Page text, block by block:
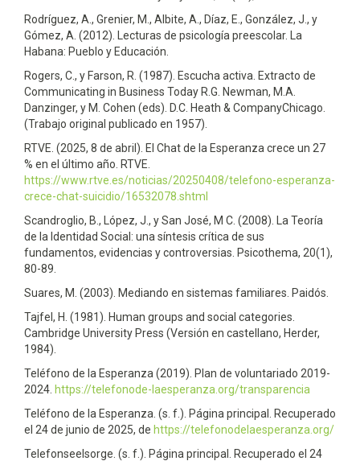
Rodríguez, A., Grenier, M., Albite, A., Díaz, E., González, J., y
Gómez, A. (2012). Lecturas de psicología preescolar. La
Habana: Pueblo y Educación.
Rogers, C., y Farson, R. (1987). Escucha activa. Extracto de
Communicating in Business Today R.G. Newman, M.A.
Danzinger, y M. Cohen (eds). D.C. Heath & CompanyChicago.
(Trabajo original publicado en 1957).
RTVE. (2025, 8 de abril). El Chat de la Esperanza crece un 27
% en el último año. RTVE.
https://www.rtve.es/noticias/20250408/telefono-esperanza-
crece-chat-suicidio/16532078.shtml
Scandroglio, B., López, J., y San José, M C. (2008). La Teoría
de la Identidad Social: una síntesis crítica de sus
fundamentos, evidencias y controversias. Psicothema, 20(1),
80-89.
Suares, M. (2003). Mediando en sistemas familiares. Paidós.
Tajfel, H. (1981). Human groups and social categories.
Cambridge University Press (Versión en castellano, Herder,
1984).
Teléfono de la Esperanza (2019). Plan de voluntariado 2019-
2024. https://telefonode-laesperanza.org/transparencia
Teléfono de la Esperanza. (s. f.). Página principal. Recuperado
el 24 de junio de 2025, de https://telefonodelaesperanza.org/
Telefonseelsorge. (s. f.). Página principal. Recuperado el 24